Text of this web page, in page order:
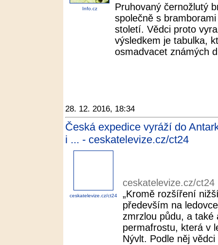
Info.cz
Pruhovaný černožlutý
společně s
století. Vědci proto
výsledkem je tabulka,
osmadvacet známých
28. 12. 2016, 18:34
Česká expedice vyráží do
i ... - ceskatelevize.cz/ct24
ceskatelevize.cz/ct24
ceskatelevize.cz/ct24
„Kromě rozšíření
především na
zmrzlou půdu, a
permafrostu, která v
Nývlt. Podle něj